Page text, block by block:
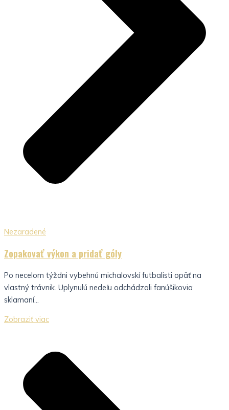
Nezaradené
Zopakovať výkon a pridať góly
Po necelom týždni vybehnú michalovskí futbalisti opäť na
vlastný trávnik. Uplynulú nedeľu odchádzali fanúšikovia
sklamaní...
Zobraziť viac